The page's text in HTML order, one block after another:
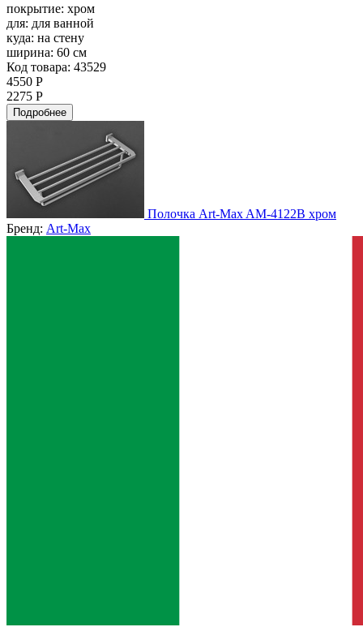
покрытие: хром
для: для ванной
куда: на стену
ширина: 60 см
Код товара: 43529
4550 Р
2275 Р
Подробнее
Полочка Art-Max AM-4122B хром
Бренд: Art-Max